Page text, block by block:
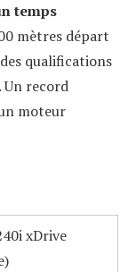
temps
mètres départ
qualifications
Un record
moteur
xDrive